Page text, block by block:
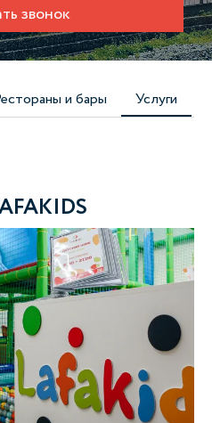
звонок
и бары Услуги